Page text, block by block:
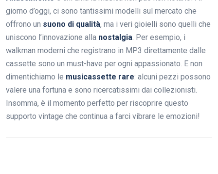
giorno d’oggi, ci sono tantissimi modelli sul mercato che
offrono un suono di qualità, ma i veri gioielli sono quelli che
uniscono l’innovazione alla nostalgia. Per esempio, i
walkman moderni che registrano in MP3 direttamente dalle
cassette sono un must-have per ogni appassionato. E non
dimentichiamo le musicassette rare: alcuni pezzi possono
valere una fortuna e sono ricercatissimi dai collezionisti.
Insomma, è il momento perfetto per riscoprire questo
supporto vintage che continua a farci vibrare le emozioni!